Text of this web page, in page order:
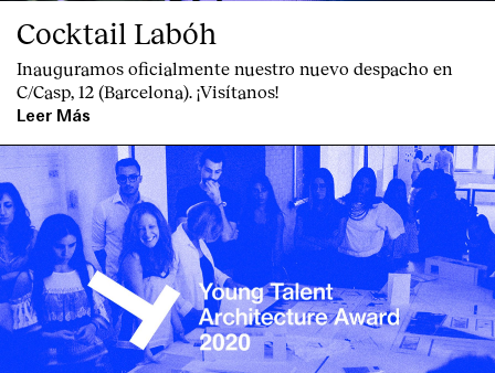
Cocktail Labóh
Inauguramos oficialmente nuestro nuevo despacho en
C/Casp, 12 (Barcelona). ¡Visítanos!
Leer Más